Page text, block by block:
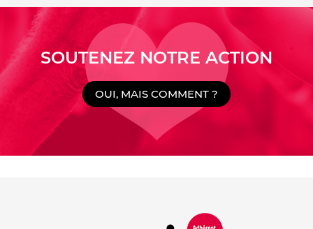
SOUTENEZ NOTRE ACTION
OUI, MAIS COMMENT ?